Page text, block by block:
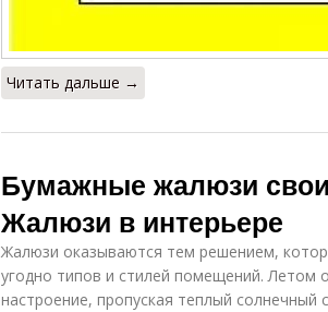
Читать дальше →
Бумажные жалюзи
Жалюзи в интерьере
Жалюзи оказываются тем решением,
угодно типов и стилей помещений. Летом
настроение, пропуская теплый